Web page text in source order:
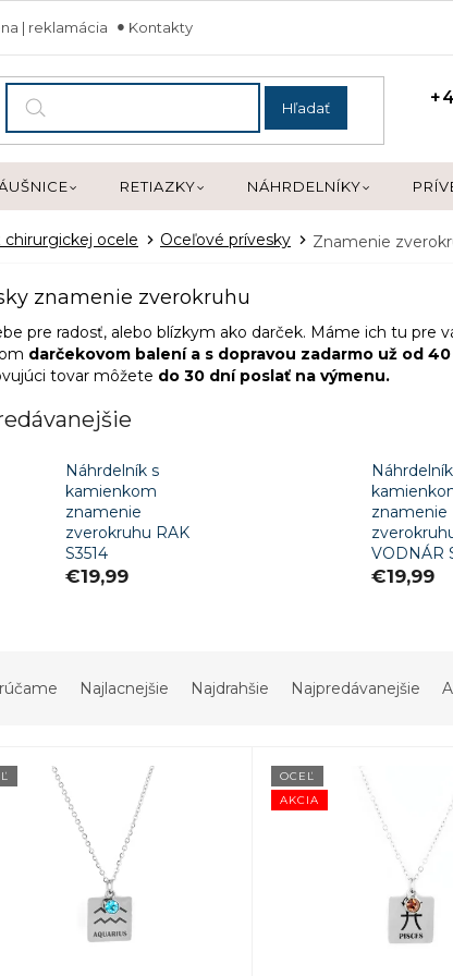
| reklamácia Kontakty
Hľadať
RETIAZKY NÁHRDELNÍKY
chirurgickej ocele Oceľové prívesky Znamenie
znamenie zverokruhu
pre radosť, alebo blízkym ako darček. Máme ich tu pre
darčekovom balení a s dopravou zadarmo už od
tovar môžete do 30 dní poslať na výmenu.
Náhrdelník s
kamienkom
znamenie
zverokruhu RAK
S3514
€19,99
znamenie
VODNÁR
€19,99
Najlacnejšie Najdrahšie Najpredávanejšie
AKCIA
OCEĽ